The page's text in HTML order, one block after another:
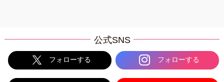
公式SNS
フォローする フォローする